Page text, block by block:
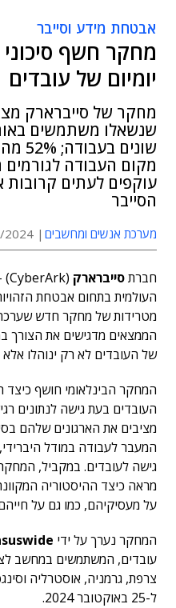
אבטחת מידע וסייבר
מחקר חשף
יומיום של עובדים
שנשאלו משתמשים
עוקפים לעתים
הסייבר
מערכת אנשים ומחשבים 15:21
חברתסייברארק (CyberArk)
העולמית בתחום אבטחת
מטרידות של מחקר חדש
הממצאים מדגישים את הצורך
של העובדים לא רק ינוהלו אלא
המחקר הבינלאומי חושף כיצד
העובדים בעת גישה לנתונים
מציבים את הארגונים שלהם
המעבר לעבודה במודל
גישה לעובדים. במקביל,
מראה כיצד ההיסטוריה
על מעסיקיהם, כמו גם על
המחקר נערך על ידי
עובדים, המשתמשים במחשב
ל-25 באוקטובר 2024.